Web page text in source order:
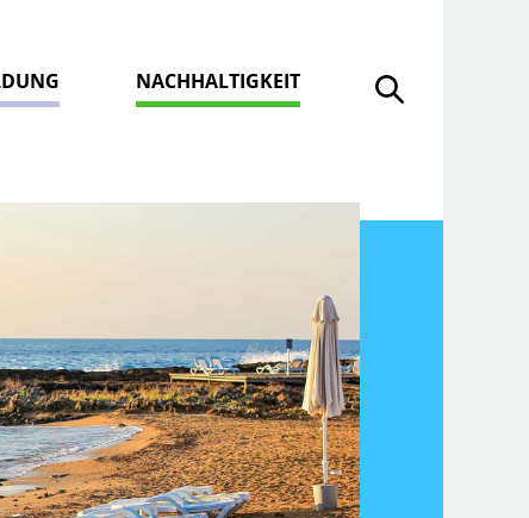
Suche öffnen
NACHHALTIGKEIT